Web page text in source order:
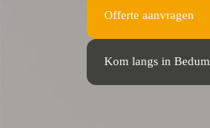
Offerte aanvragen
Kom langs in Bedum